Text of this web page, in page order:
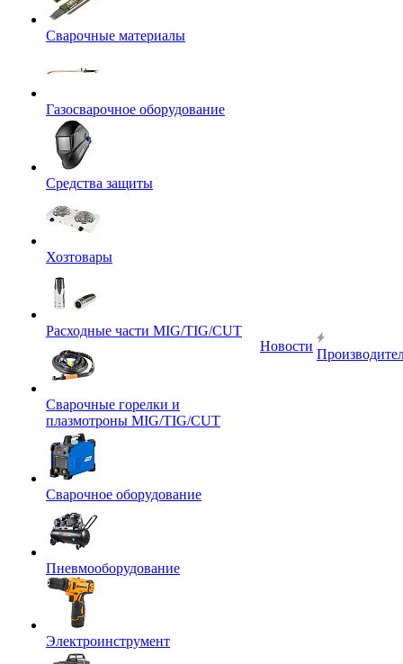
Сварочные материалы
Газосварочное оборудование
Средства защиты
Хозтовары
Расходные части MIG/TIG/CUT
Сварочные горелки и
плазмотроны MIG/TIG/CUT
Сварочное оборудование
Пневмооборудование
Электроинструмент
Новости